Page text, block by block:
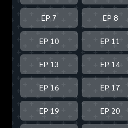
EP 7 EP 8
EP 10 EP 11
EP 13 EP 14
EP 16 EP 17
EP 19 EP 20